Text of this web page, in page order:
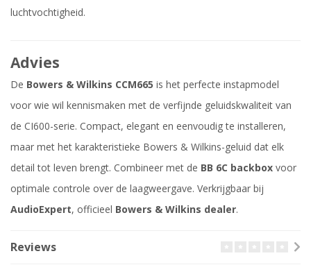
luchtvochtigheid.
Advies
De Bowers & Wilkins CCM665 is het perfecte instapmodel
voor wie wil kennismaken met de verfijnde geluidskwaliteit van
de CI600-serie. Compact, elegant en eenvoudig te installeren,
maar met het karakteristieke Bowers & Wilkins-geluid dat elk
detail tot leven brengt. Combineer met de BB 6C backbox voor
optimale controle over de laagweergave. Verkrijgbaar bij
AudioExpert, officieel Bowers & Wilkins dealer.
Reviews